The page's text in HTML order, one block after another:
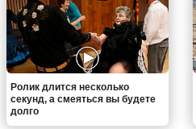
Ролик длится несколько
секунд, а смеяться вы будете
долго